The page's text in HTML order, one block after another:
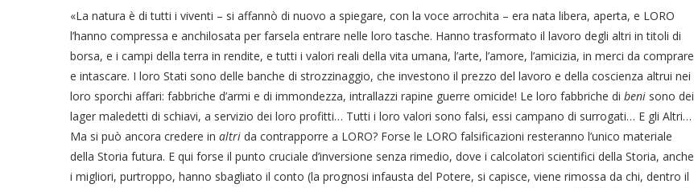
«La natura è di tutti i viventi – si affannò di nuovo a spiegare, con la voce arrochita – era nata libera, aperta, e LORO
l’hanno compressa e anchilosata per farsela entrare nelle loro tasche. Hanno trasformato il lavoro degli altri in titoli di
borsa, e i campi della terra in rendite, e tutti i valori reali della vita umana, l’arte, l’amore, l’amicizia, in merci da comprare
e intascare. I loro Stati sono delle banche di strozzinaggio, che investono il prezzo del lavoro e della coscienza altrui nei
loro sporchi affari: fabbriche d’armi e di immondezza, intrallazzi rapine guerre omicide! Le loro fabbriche di beni sono dei
lager maledetti di schiavi, a servizio dei loro profitti… Tutti i loro valori sono falsi, essi campano di surrogati… E gli Altri…
Ma si può ancora credere in altri da contrapporre a LORO? Forse le LORO falsificazioni resteranno l’unico materiale
della Storia futura. E qui forse il punto cruciale d’inversione senza rimedio, dove i calcolatori scientifici della Storia, anche
i migliori, purtroppo, hanno sbagliato il conto (la prognosi infausta del Potere, si capisce, viene rimossa da chi, dentro il